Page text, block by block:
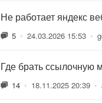
Не работает яндекс
5 • 24.03.2026 15:53 •
Где брать ссылочную
14 • 18.11.2025 20:39 •